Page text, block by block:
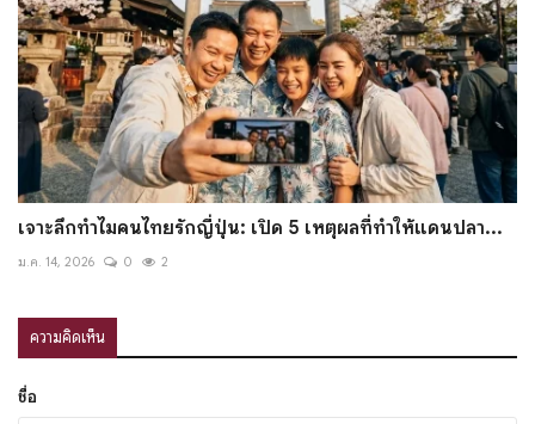
เจาะลึกทำไมคนไทยรักญี่ปุ่น: เปิด 5 เหตุผลที่ทำให้แดนปลา...
ม.ค. 14, 2026 0 2
ความคิดเห็น
ชื่อ